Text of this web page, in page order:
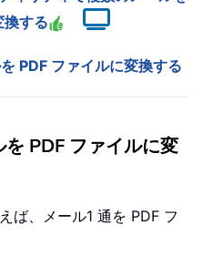
換する
PDF ファイルに変換する
PDF ファイルに変
ば、メール1 通を PDF フ